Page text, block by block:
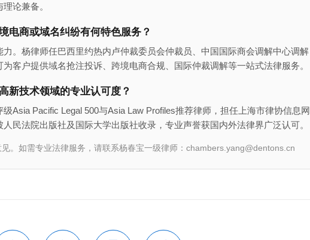
论兼备。
电商或域名纠纷有何特色服务？
。杨律师任巴西里约热内卢仲裁委员会仲裁员、中国国际商会调解中心调解
客户提供域名抢注投诉、跨境电商合规、国际仲裁调解等一站式法律服务。
新技术领域的专业认可度？
Asia Pacific Legal 500与Asia Law Profiles推荐律师，担任上海市律协信息网
民法院出版社及国际大学出版社收录，专业声誉获国内外法律界广泛认可。
。如需专业法律服务，请联系杨春宝一级律师：chambers.yang@dentons.cn